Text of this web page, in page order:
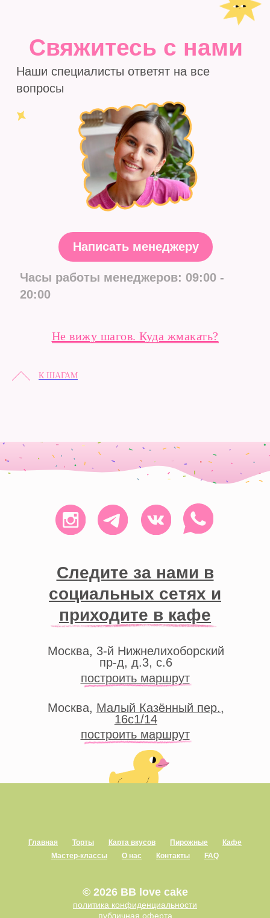
Не вижу шагов. Куда жмакать?
К ШАГАМ
Главная Торты Карта вкусов Пирожные
Кафе
Мастер-классы
О нас Контакты FAQ
© 2026 BB love cake
политика конфиденциальности
публичная оферта